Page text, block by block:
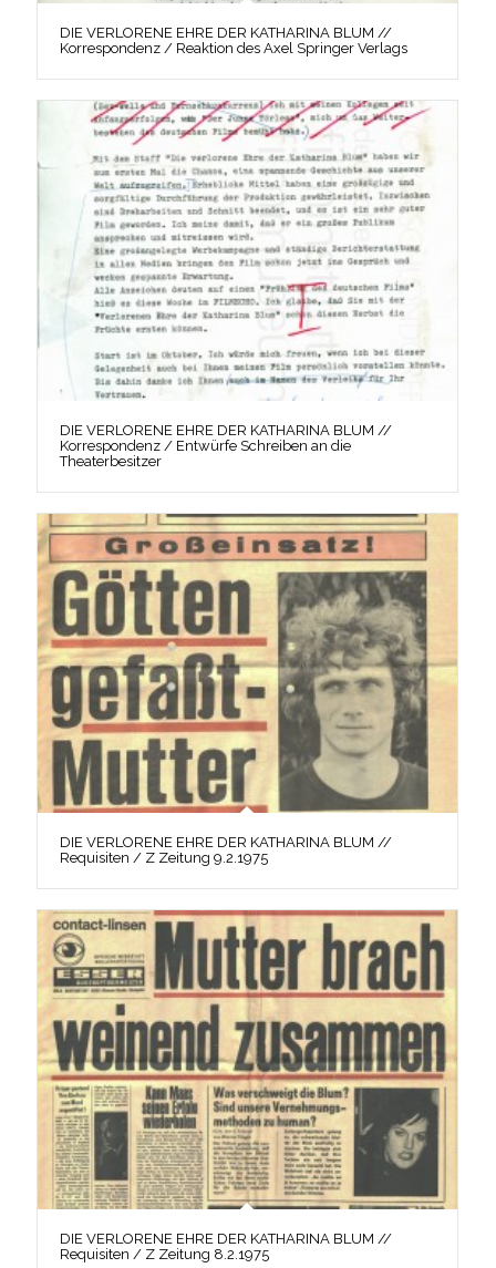
DIE VERLORENE EHRE DER KATHARINA BLUM //
Korrespondenz / Reaktion des Axel Springer Verlags
DIE VERLORENE EHRE DER KATHARINA BLUM //
Korrespondenz / Entwürfe Schreiben an die
Theaterbesitzer
DIE VERLORENE EHRE DER KATHARINA BLUM //
Requisiten / Z Zeitung 9.2.1975
DIE VERLORENE EHRE DER KATHARINA BLUM //
Requisiten / Z Zeitung 8.2.1975